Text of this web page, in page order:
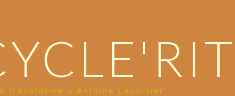
transforme » Antoine Lavoisier